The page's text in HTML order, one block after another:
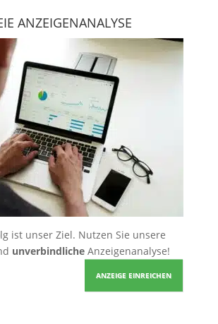
ANZEIGENANALYSE
ist unser Ziel. Nutzen Sie unsere
unverbindlicheAnzeigenanalyse!
ANZEIGE EINREICHEN